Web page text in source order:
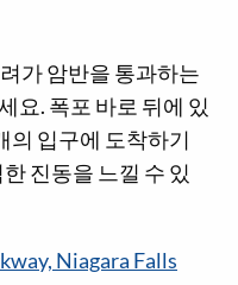
가 암반을 통과하는
요. 폭포 바로 뒤에 있
의 입구에 도착하기
진동을 느낄 수 있
Niagara Falls